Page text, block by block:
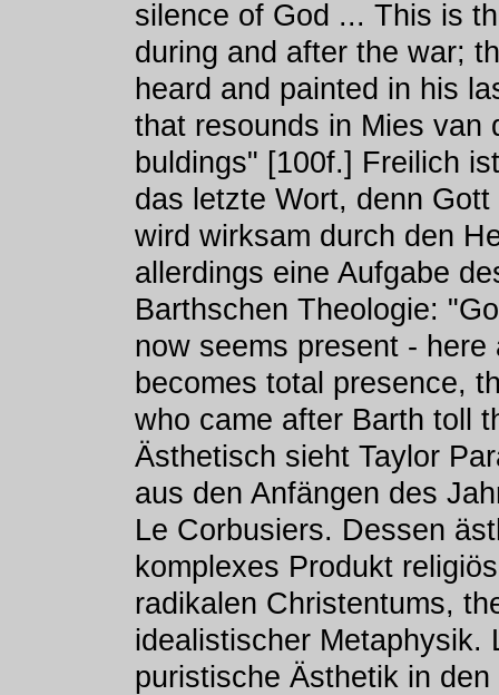
silence of God ... This is
during and after the war;
heard and painted in his
that resounds in Mies van
buldings" [100f.] Freilich
das letzte Wort, denn
wird wirksam durch den
allerdings eine Aufgabe
Barthschen Theologie:
now seems present -
becomes total presence,
who came after Barth toll
Ästhetisch sieht Taylor
aus den Anfängen des
Le Corbusiers. Dessen
komplexes Produkt
radikalen Christentums,
idealistischer Metaphysik.
puristische Ästhetik in